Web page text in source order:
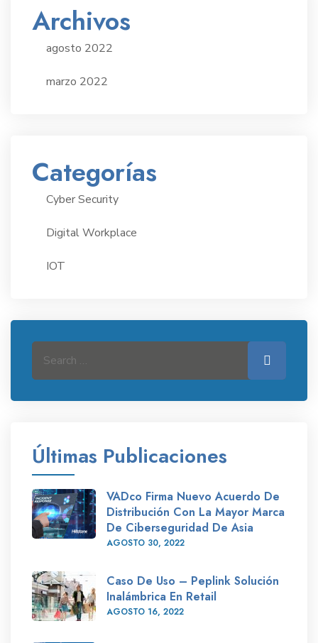
Archivos
agosto 2022
marzo 2022
Categorías
Cyber Security
Digital Workplace
IOT
Últimas Publicaciones
VADco Firma Nuevo Acuerdo De
Distribución Con La Mayor Marca
De Ciberseguridad De Asia
AGOSTO 30, 2022
Caso De Uso – Peplink Solución
Inalámbrica En Retail
AGOSTO 16, 2022